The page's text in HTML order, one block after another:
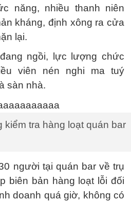
năng, nhiều thanh niên
kháng, định xông ra cửa
lại.
ngồi, lực lượng chức
viên nén nghi ma tuý
sàn nhà.
tra hàng loạt quán bar
người tại quán bar về trụ
biên bản hàng loạt lỗi đối
doanh quá giờ, không có